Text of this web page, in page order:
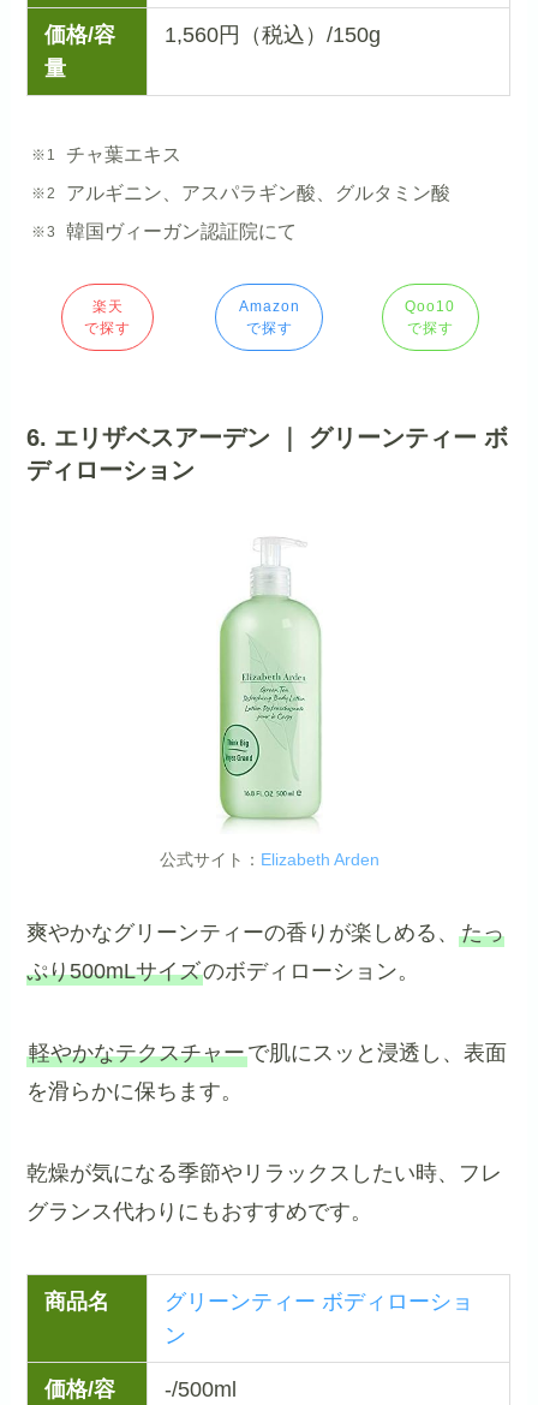
価格/容
量
1,560円（税込）/150g
チャ葉エキス
アルギニン、アスパラギン酸、グルタミン酸
韓国ヴィーガン認証院にて
楽天
で探す
Amazon
で探す
Qoo10
で探す
6. エリザベスアーデン ｜ グリーンティー ボ
ディローション
公式サイト： Elizabeth Arden
爽やかなグリーンティーの香りが楽しめる、たっ
ぷり500mLサイズのボディローション。
軽やかなテクスチャーで肌にスッと浸透し、表面
を滑らかに保ちます。
乾燥が気になる季節やリラックスしたい時、フレ
グランス代わりにもおすすめです。
商品名
グリーンティー ボディローショ
ン
価格/容
-/500ml